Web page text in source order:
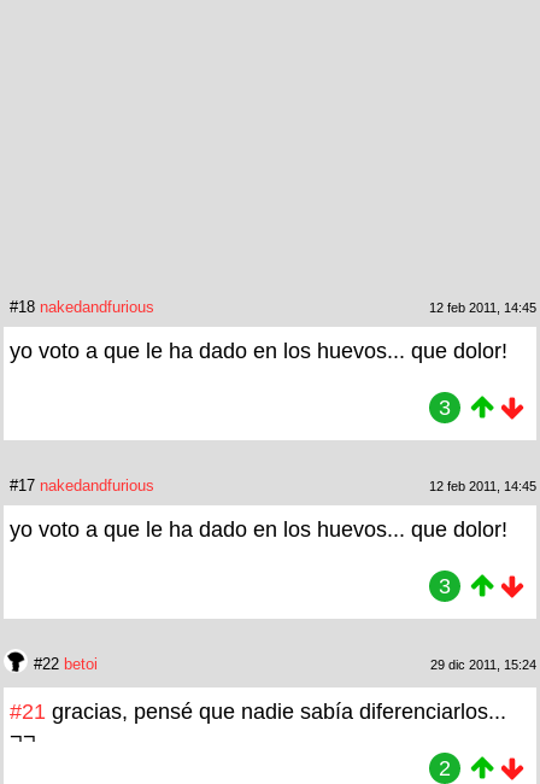
#18 nakedandfurious 12 feb 2011, 14:45
yo voto a que le ha dado en los huevos... que dolor!
3
#17 nakedandfurious 12 feb 2011, 14:45
yo voto a que le ha dado en los huevos... que dolor!
3
#22 betoi 29 dic 2011, 15:24
#21 gracias, pensé que nadie sabía diferenciarlos...
¬¬
2